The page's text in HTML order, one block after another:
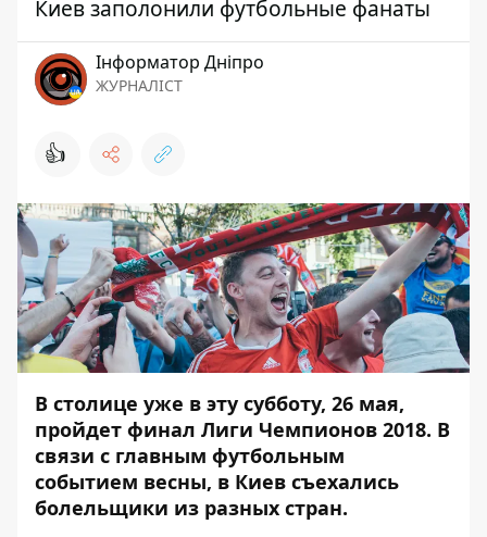
Киев заполонили футбольные фанаты
Інформатор Дніпро
ЖУРНАЛІСТ
👍
В столице уже в эту субботу, 26 мая,
пройдет финал Лиги Чемпионов 2018. В
связи с главным футбольным
событием весны, в Киев съехались
болельщики из разных стран.